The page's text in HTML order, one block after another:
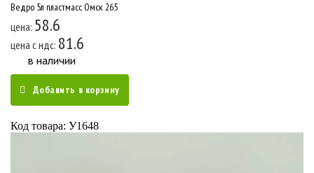
Ведро 5л пластмасс Омск 265
цена: 58.6
цена c ндс: 81.6
в наличии
Добавить в корзину
Код товара: У1648